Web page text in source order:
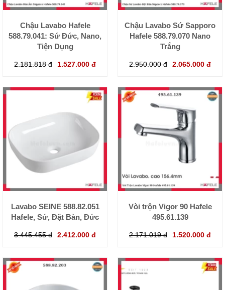
Chậu Lavabo Hafele
588.79.041: Sứ Đức, Nano,
Tiện Dụng
2.181.818 đ 1.527.000 đ
Chậu Lavabo Sứ Sapporo
Hafele 588.79.070 Nano
Trắng
2.950.000 đ 2.065.000 đ
Lavabo SEINE 588.82.051
Hafele, Sứ, Đặt Bàn, Đức
3.445.455 đ 2.412.000 đ
Vòi trộn Vigor 90 Hafele
495.61.139
2.171.019 đ 1.520.000 đ